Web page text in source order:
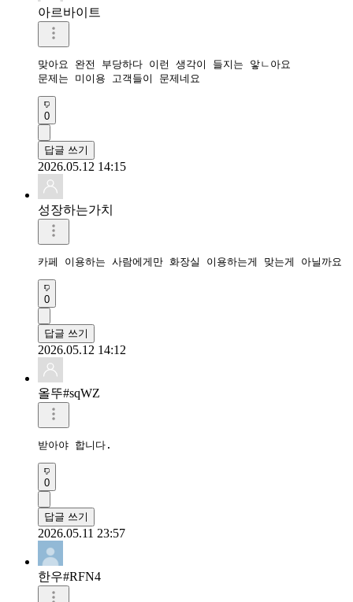
아르바이트
맞아요 완전 부당하다 이런 생각이 들지는 앟ㄴ아요
문제는 미이용 고객들이 문제네요
0
답글 쓰기
2026.05.12 14:15
성장하는가치
카페 이용하는 사람에게만 화장실 이용하는게 맞는게 아닐까요
0
답글 쓰기
2026.05.12 14:12
올뚜#sqWZ
받아야 합니다.
0
답글 쓰기
2026.05.11 23:57
한우#RFN4